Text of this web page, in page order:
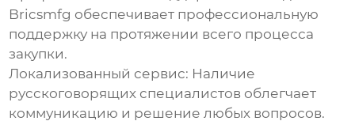
Bricsmfg обеспечивает профессиональную
поддержку на протяжении всего процесса
закупки.
Локализованный сервис: Наличие
русскоговорящих специалистов облегчает
коммуникацию и решение любых вопросов.